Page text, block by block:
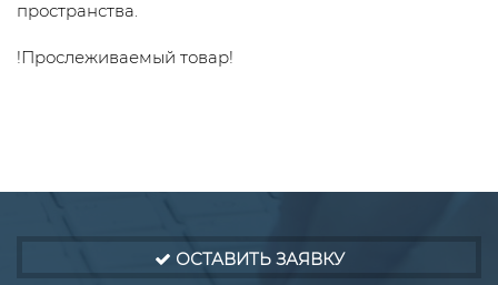
пространства.
!Прослеживаемый товар!
ОСТАВИТЬ ЗАЯВКУ